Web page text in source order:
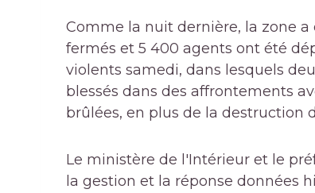
Comme la nuit dernière, la zone
fermés et 5 400 agents ont été
violents samedi, dans lesquels
blessés dans des affrontements
brûlées, en plus de la destruction
Le ministère de l'Intérieur et le
la gestion et la réponse données